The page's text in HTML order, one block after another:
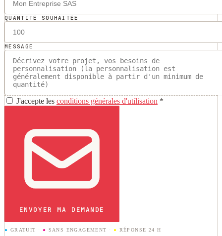
QUANTITÉ SOUHAITÉE
MESSAGE
J'accepte les conditions générales d'utilisation *
ENVOYER MA DEMANDE
● GRATUIT · ● SANS ENGAGEMENT · ● RÉPONSE 24 H